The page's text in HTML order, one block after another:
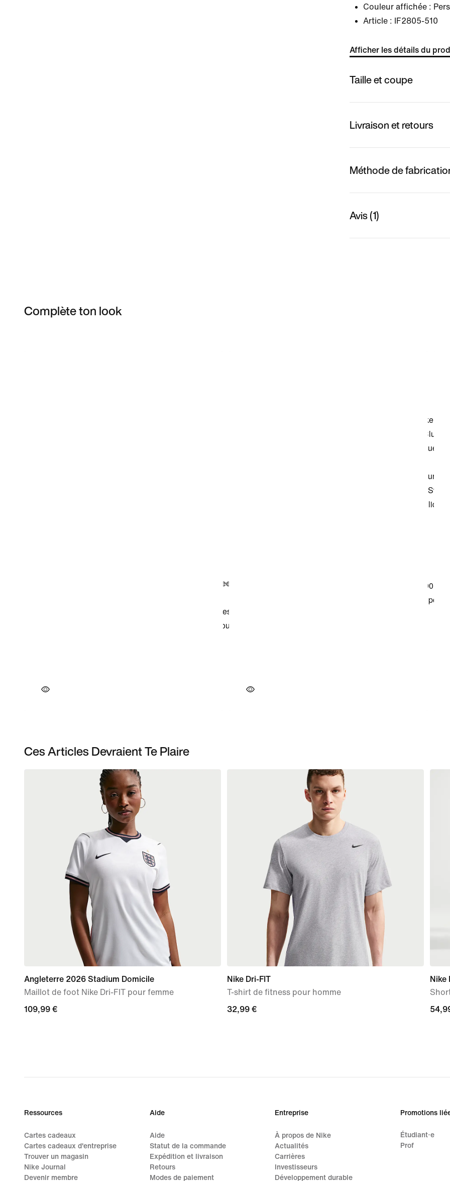
Couleur affichée :
Article :
IF2805-510
Afficher les détails du
Taille et coupe
Livraison et retours
Méthode de
Avis (1)
Complète ton look
Ces Articles Devraient Te Plaire
Angleterre 2026 Stadium Domicile
Maillot de foot Nike Dri-FIT pour femme
109,99 €
109,99 €
Nike Dri-FIT
T-shirt de fitness pour homme
32,99 €
32,99 €
Nike
Ressources
Cartes cadeaux
Cartes cadeaux d'entreprise
Trouver un magasin
Nike Journal
Devenir membre
Aide
Aide
Statut de la commande
Expédition et livraison
Retours
Modes de paiement
Entreprise
À propos de Nike
Actualités
Carrières
Investisseurs
Développement durable
Promotions
Étudiant·e
Prof